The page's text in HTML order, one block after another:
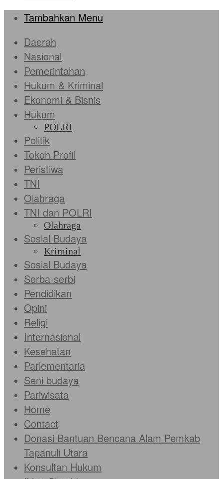
Tambahkan Menu
Daerah
Nasional
Pemerintahan
Hukum & Kriminal
Ekonomi & Bisnis
Hukum
POLRI
Politik
Tokoh Profil
Peristiwa
TNI
Olahraga
TNI dan POLRI
Olahraga
Sosial Budaya
Kriminal
Sosial Budaya
Serba-serbi
Pendidikan
Opini
Religi
Internasional
Kesehatan
Parlementaria
Seni budaya
Pariwisata
Home
Contact
Donasi Bantuan Bencana Alam Pemkab
Tapanuli Utara
Konsultan Hukum